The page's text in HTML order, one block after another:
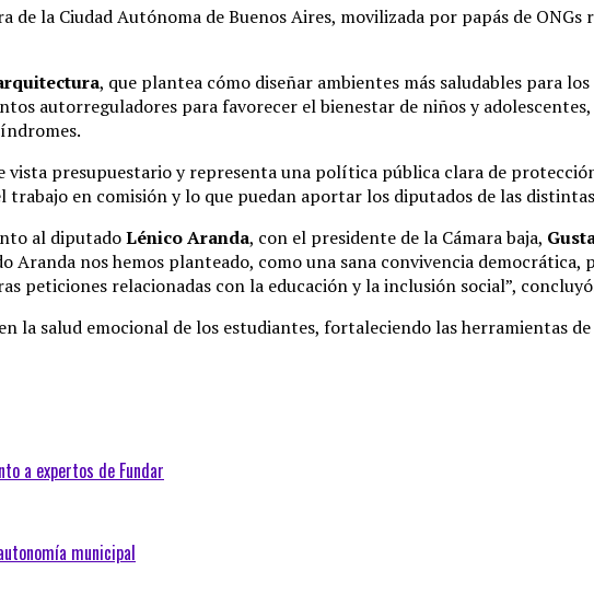
de la Ciudad Autónoma de Buenos Aires, movilizada por papás de
, que plantea cómo diseñar ambientes más saludables para
autorreguladores para favorecer el bienestar de niños y
vista presupuestario y representa una política pública clara de
en comisión y lo que puedan aportar los diputados de las
al diputadoLénico Aranda, con el presidente de la Cámara baja,
Aranda nos hemos planteado, como una sana convivencia
peticiones relacionadas con la educación y la inclusión social”,
la salud emocional de los estudiantes, fortaleciendo las herramientas
a expertos de Fundar
municipal